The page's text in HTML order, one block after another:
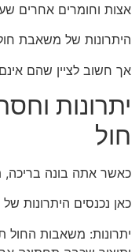
אצות וחומרים אחרים
היתרונות של משאבת
אך חשוב לציין שהם
יתרונות
חול
כאשר אתה בונה
כאן נכנסים היתרונות
יתרונות: משאבות